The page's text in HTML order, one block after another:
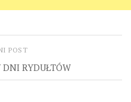
POST
RYDUŁTÓW